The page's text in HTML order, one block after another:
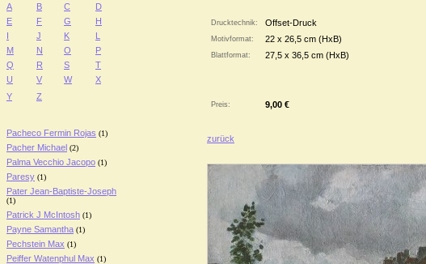
A
B C
D
E
F G
H
I
J K
L
M
N O
P
Q
R S
T
U
V W
X
Y
Z
Pacheco Fermin Rojas (1)
Pacher Michael (2)
Palma Vecchio Jacopo (1)
Paresy (1)
Pater Jean-Baptiste-Joseph
(1)
Patrick J McIntosh (1)
Payne Samantha (1)
Pechstein Max (1)
Peiffer Watenphul Max (1)
Drucktechnik: Offset-Druck
Motivformat: 22 x 26,5 cm (HxB)
Blattformat: 27,5 x 36,5 cm (HxB)
Preis: 9,00 €
zurück